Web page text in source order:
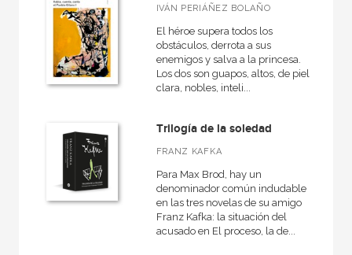
IVÁN PERIÁÑEZ BOLAÑO
El héroe supera todos los
obstáculos, derrota a sus
enemigos y salva a la princesa.
Los dos son guapos, altos, de piel
clara, nobles, inteli...
Trilogía de la soledad
FRANZ KAFKA
Para Max Brod, hay un
denominador común indudable
en las tres novelas de su amigo
Franz Kafka: la situación del
acusado en El proceso, la de...